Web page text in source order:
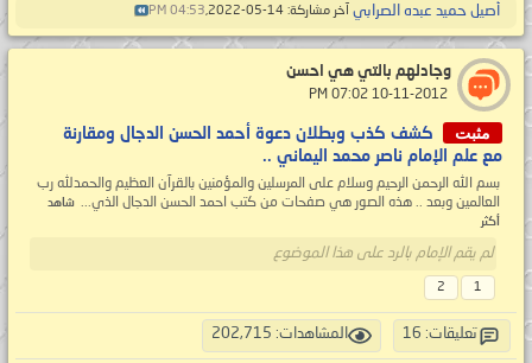
أصيل حميد عبده الصرابي آخر مشاركة: 14-05-2022, 04:53 PM
وجادلهم بالتي هي احسن
مثبت
كشف كذب وبطلان دعوة أحمد الحسن الدجال ومقارنة
مع علم الإمام ناصر محمد اليماني ..
بسم الله الرحمن الرحيم وسلام على المرسلين والمؤمنين بالقرآن العظيم والحمدلله رب
العالمين وبعد .. هذه الصور هي صفحات من كتب احمد الحسن الدجال الذي... شاهد
أكثر
لم يقم الإمام بالرد على هذا الموضوع
1
2
تعليقات: 16 المشاهدات: 202,715